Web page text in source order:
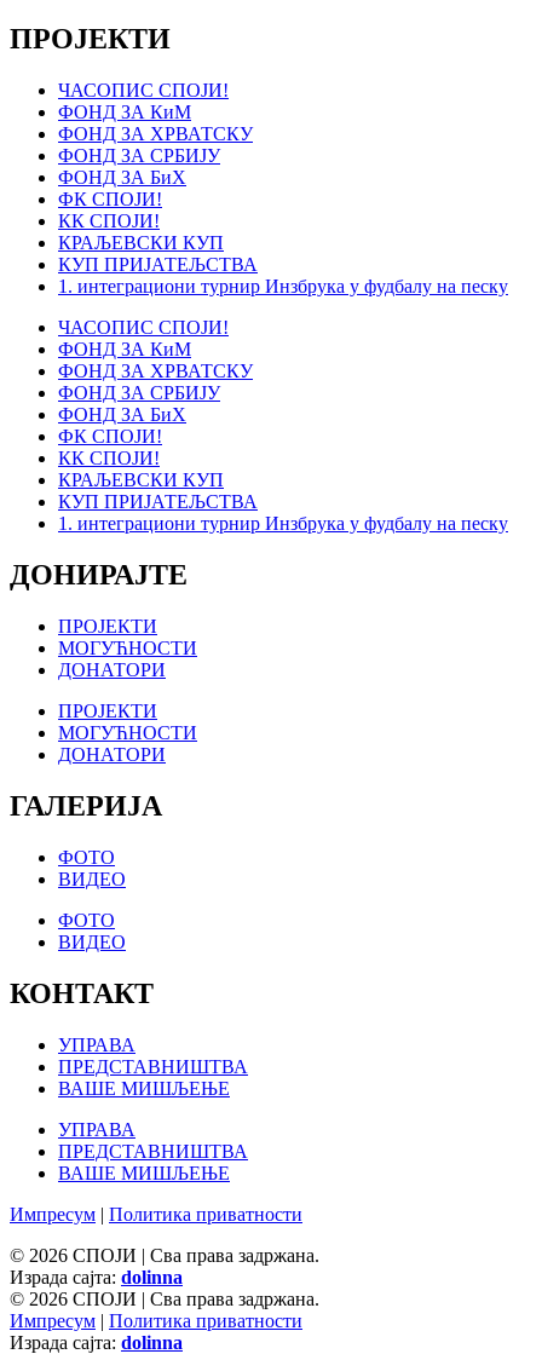
ПРОЈЕКТИ
ЧАСОПИС СПОЈИ!
ФОНД ЗА КиМ
ФОНД ЗА ХРВАТСКУ
ФОНД ЗА СРБИЈУ
ФОНД ЗА БиХ
ФК СПОЈИ!
КК СПОЈИ!
КРАЉЕВСКИ КУП
КУП ПРИЈАТЕЉСТВА
1. интеграциони турнир Инзбрука у фудбалу на песку
ЧАСОПИС СПОЈИ!
ФОНД ЗА КиМ
ФОНД ЗА ХРВАТСКУ
ФОНД ЗА СРБИЈУ
ФОНД ЗА БиХ
ФК СПОЈИ!
КК СПОЈИ!
КРАЉЕВСКИ КУП
КУП ПРИЈАТЕЉСТВА
1. интеграциони турнир Инзбрука у фудбалу на песку
ДОНИРАЈТЕ
ПРОЈЕКТИ
МОГУЋНОСТИ
ДОНАТОРИ
ПРОЈЕКТИ
МОГУЋНОСТИ
ДОНАТОРИ
ГАЛЕРИЈА
ФОТО
ВИДЕО
ФОТО
ВИДЕО
КОНТАКТ
УПРАВА
ПРЕДСТАВНИШТВА
ВАШЕ МИШЉЕЊЕ
УПРАВА
ПРЕДСТАВНИШТВА
ВАШЕ МИШЉЕЊЕ
Импресум | Политика приватности
© 2026 СПОЈИ | Сва права задржана.
Израда сајта: dolinna
© 2026 СПОЈИ | Сва права задржана.
Импресум | Политика приватности
Израда сајта: dolinna